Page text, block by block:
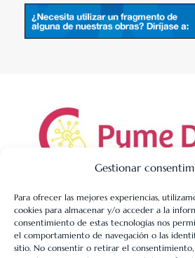
Gestionar
Para ofrecer las mejores experiencias,
cookies para almacenar y/o acceder a la
consentimiento de estas tecnologías nos
el comportamiento de navegación o las
sitio. No consentir o retirar el
LIBRERÍA UNIVERSITARIA LEÓN 1980
de Fondos Europeos, cuyo objetivo es
competitividad de las PYMES, y gracias